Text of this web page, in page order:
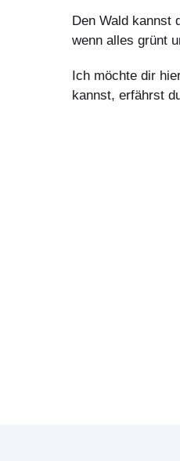
Den Wald kannst
wenn alles grünt
Ich möchte dir
kannst, erfährst